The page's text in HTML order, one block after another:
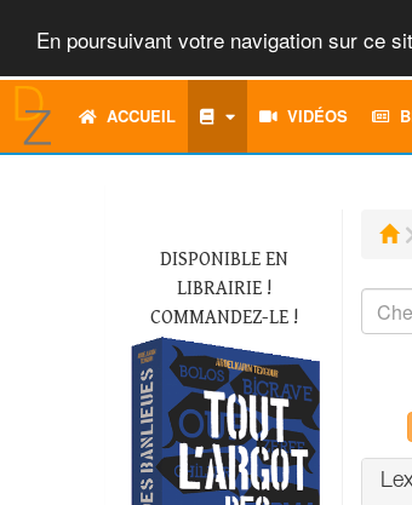
En poursuivant votre navigation sur ce
ACCUEIL VIDÉOS
DISPONIBLE EN
LIBRAIRIE !
COMMANDEZ-LE !